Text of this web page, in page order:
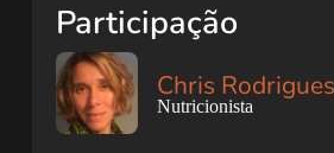
Participação
Chris Rodrigues
Nutricionista